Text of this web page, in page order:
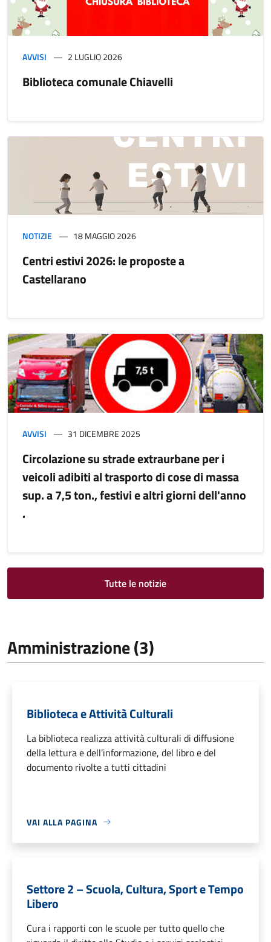
AVVISI 2 LUGLIO 2026
Biblioteca comunale Chiavelli
NOTIZIE 18 MAGGIO 2026
Centri estivi 2026: le proposte a
Castellarano
AVVISI 31 DICEMBRE 2025
Circolazione su strade extraurbane per i
veicoli adibiti al trasporto di cose di massa
sup. a 7,5 ton., festivi e altri giorni dell'anno
.
Tutte le notizie
Amministrazione (3)
Biblioteca e Attività Culturali
La biblioteca realizza attività culturali di diffusione
della lettura e dell’informazione, del libro e del
documento rivolte a tutti cittadini
VAI ALLA PAGINA
Settore 2 – Scuola, Cultura, Sport e Tempo
Libero
Cura i rapporti con le scuole per tutto quello che